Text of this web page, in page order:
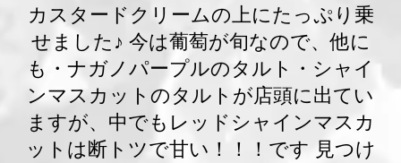
カスタードクリームの上にたっぷり乗
せました♪ 今は葡萄が旬なので、他に
も・ナガノパープルのタルト・シャイ
ンマスカットのタルトが店頭に出てい
ますが、中でもレッドシャインマスカ
ットは断トツで甘い！！！です 見つけ